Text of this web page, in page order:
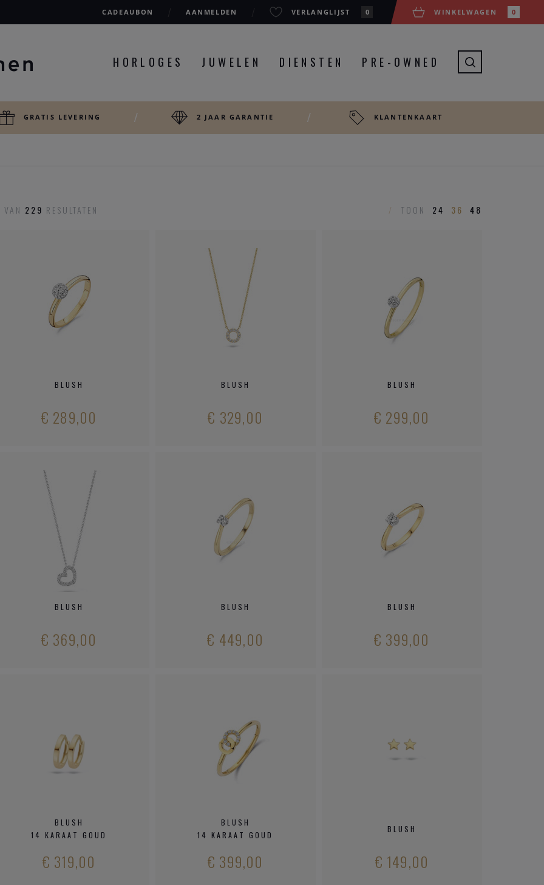
CADEAUBON AANMELDEN VERLANGLIJST 0 WINKELWAGEN 0
HORLOGES JUWELEN DIENSTEN PRE-OWNED
GRATIS LEVERING 2 JAAR GARANTIE KLANTENKAART
VAN 229 RESULTATEN / TOON 24 36 48
BLUSH
€ 289,00
BLUSH
€ 329,00
BLUSH
€ 299,00
BLUSH
€ 369,00
BLUSH
€ 449,00
BLUSH
€ 399,00
BLUSH
14 KARAAT GOUD
€ 319,00
BLUSH
14 KARAAT GOUD
€ 399,00
BLUSH
€ 149,00